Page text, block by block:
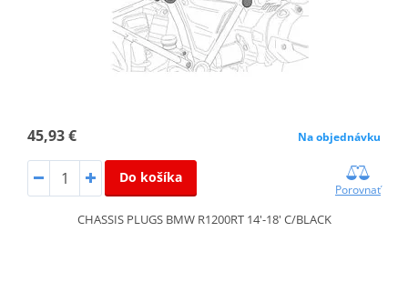
45,93 € Na objednávku
Do košíka
Porovnať
CHASSIS PLUGS BMW R1200RT 14'-18' C/BLACK